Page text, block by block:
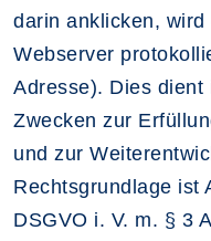
darin anklicken,
Webserver
Adresse). Dies dient
Zwecken zur
und zur
Rechtsgrundlage ist
DSGVO i. V. m. § 3